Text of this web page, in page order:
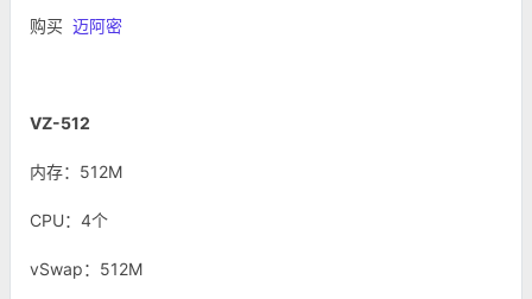
购买 迈阿密
VZ-512
内存：512M
CPU：4个
vSwap：512M